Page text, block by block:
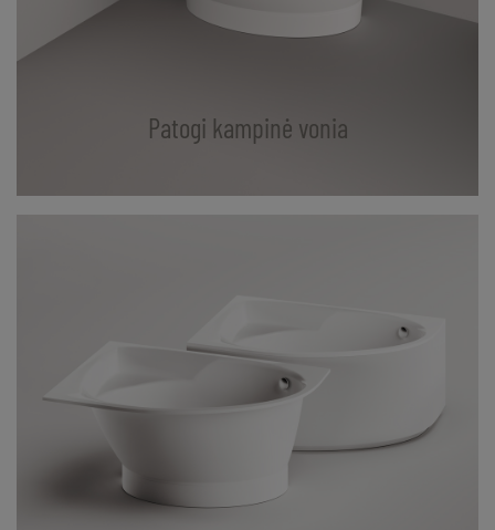
Patogi kampinė vonia